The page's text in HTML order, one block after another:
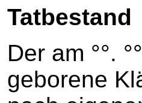
Tatbestand
Der am °°.
geborene